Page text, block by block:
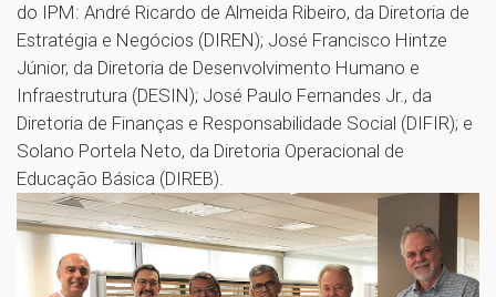
do IPM: André Ricardo de Almeida Ribeiro, da Diretoria de
Estratégia e Negócios (DIREN); José Francisco Hintze
Júnior, da Diretoria de Desenvolvimento Humano e
Infraestrutura (DESIN); José Paulo Fernandes Jr., da
Diretoria de Finanças e Responsabilidade Social (DIFIR); e
Solano Portela Neto, da Diretoria Operacional de
Educação Básica (DIREB).